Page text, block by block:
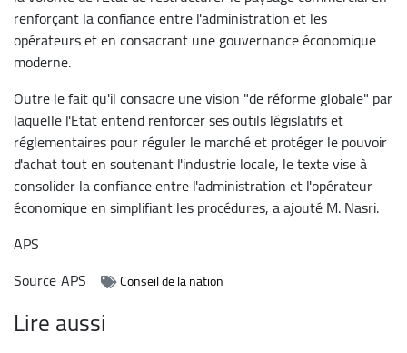
renforçant la confiance entre l'administration et les
opérateurs et en consacrant une gouvernance économique
moderne.
Outre le fait qu'il consacre une vision "de réforme globale" par
laquelle l'Etat entend renforcer ses outils législatifs et
réglementaires pour réguler le marché et protéger le pouvoir
d'achat tout en soutenant l'industrie locale, le texte vise à
consolider la confiance entre l'administration et l'opérateur
économique en simplifiant les procédures, a ajouté M. Nasri.
APS
SourceAPS Conseil de la nation
Lire aussi